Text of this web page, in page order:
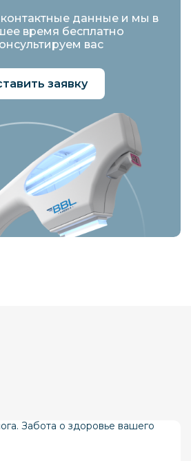
контактные данные и мы в
время бесплатно
вас
заявку